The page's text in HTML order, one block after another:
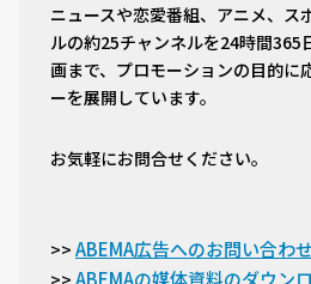
ニュースや恋愛番組、アニメ、ス
ルの約25チャンネルを24時間365
画まで、プロモーションの目的に
ーを展開しています。
お気軽にお問合せください。
>> ABEMA広告へのお問い合わせ
>> ABEMAの媒体資料のダウン